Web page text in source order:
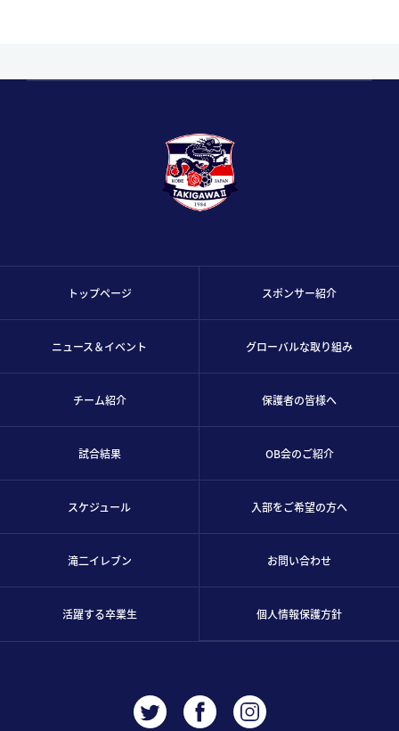
トップページ
ニュース＆イベント
チーム紹介
試合結果
スケジュール
滝二イレブン
活躍する卒業生
スポンサー紹介
グローバルな取り組み
保護者の皆様へ
OB会のご紹介
入部をご希望の方へ
お問い合わせ
個人情報保護方針